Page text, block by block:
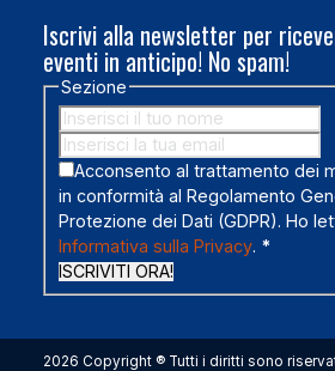
Iscrivi alla newsletter per
eventi in anticipo! No spam!
Sezione
Acconsento al trattamento dei
in conformità al Regolamento
Protezione dei Dati (GDPR). Ho
Informativa sulla Privacy. *
ISCRIVITI ORA!
2026 Copyright ® Tutti i diritti sono